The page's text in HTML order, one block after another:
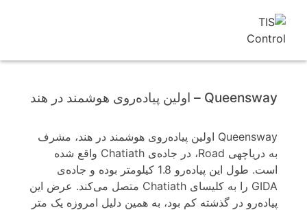
Queensway – اولین پیاده‌روی هوشمند در هند
Queensway اولین پیاده‌روی هوشمند در هند، مشرف
به دریاچه‎ی Road، در جاده‌ی Chatiath واقع شده
است. طول این پیاده‌رو 1.8 کیلومتر بوده و جاده‌ی
GIDA را به کلیسای Chatiath متصل می‌کند. عرض این
پیاده‌رو در گذشته کم بود، به همین دلیل امروزه یک متر